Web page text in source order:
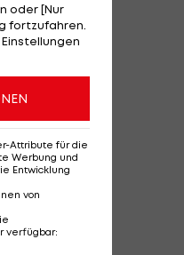
oder [Nur
fortzufahren.
Attribute für die
Werbung und
Entwicklung
von
verfügbar: